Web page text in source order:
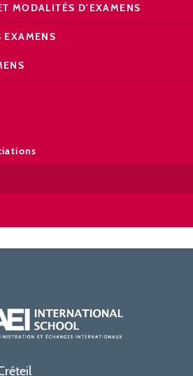
MODALITÉS D'EXAMENS
EXAMENS